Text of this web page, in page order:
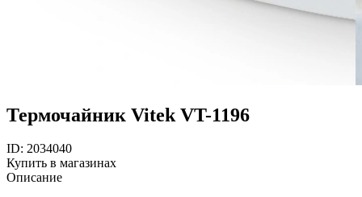
Термочайник Vitek VT-1196
ID: 2034040
Купить в магазинах
Описание